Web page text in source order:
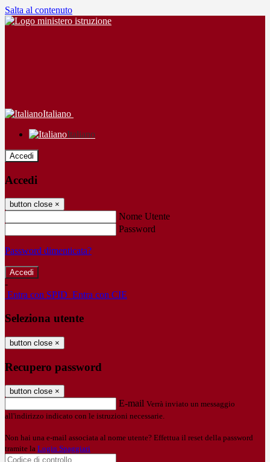
Salta al contenuto
Italiano
Italiano
Accedi
Accedi
button close ×
Nome Utente
Password
Password dimenticata?
-
Entra con SPID Entra con CIE
Seleziona utente
button close ×
Recupero password
button close ×
E-mail Verrà inviato un messaggio
all'indirizzo indicato con le istruzioni necessarie.
Non hai una e-mail associata al nome utente? Effettua il reset della password
tramite la Login Spaggiari